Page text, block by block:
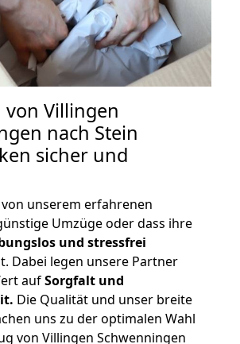
von Villingen
nach Stein
sicher und
unserem erfahrenen
Umzüge oder dass ihre
und stressfrei
Dabei legen unsere Partner
aufSorgfalt und
Die Qualität und unser breite
uns zu der optimalen Wahl
von Villingen Schwenningen